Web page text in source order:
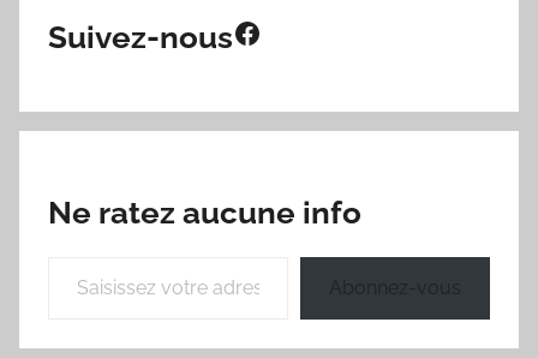
Suivez-nousFacebook
Ne ratez aucune info
Abonnez-vous